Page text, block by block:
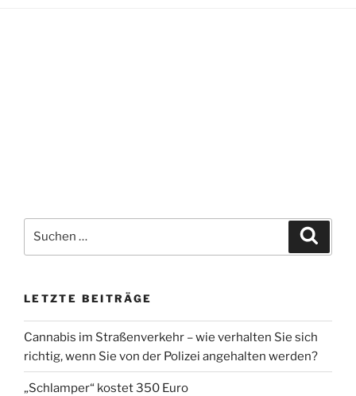
nach:
LETZTE BEITRÄGE
Cannabis im Straßenverkehr – wie verhalten Sie sich
richtig, wenn Sie von der Polizei angehalten werden?
„Schlamper“ kostet 350 Euro